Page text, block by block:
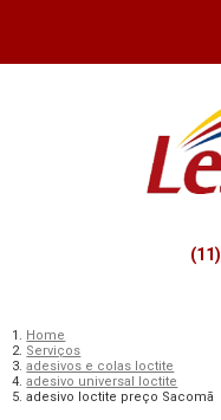
(11)
Home
Serviços
adesivos e colas loctite
adesivo universal loctite
adesivo loctite preço Sacomã